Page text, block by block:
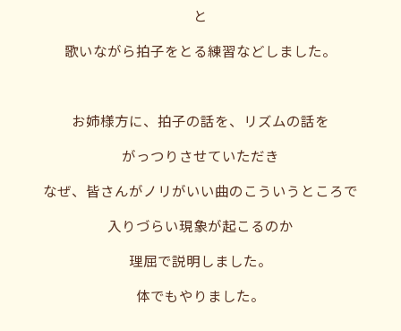
と
歌いながら拍子をとる練習などしました。
お姉様方に、拍子の話を、リズムの話を
がっつりさせていただき
なぜ、皆さんがノリがいい曲のこういうところで
入りづらい現象が起こるのか
理屈で説明しました。
体でもやりました。